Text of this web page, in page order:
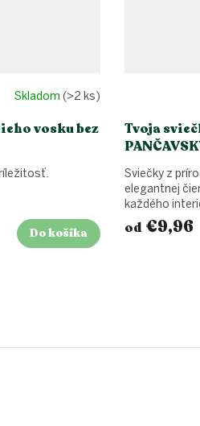
vosku bez
Skladom (>2 ks)
Do košíka
Tvoja
červený
od €9,96
Sviečky z
elegantnej
každého